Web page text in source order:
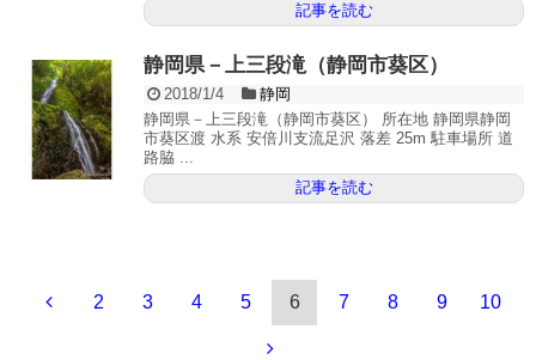
記事を読む
静岡県－上三段滝（静岡市葵区）
2018/1/4
静岡
静岡県－上三段滝（静岡市葵区） 所在地 静岡県静岡
市葵区渡 水系 安倍川支流足沢 落差 25m 駐車場所 道
路脇 ...
記事を読む
2 3 4 5 6 7 8 9 10